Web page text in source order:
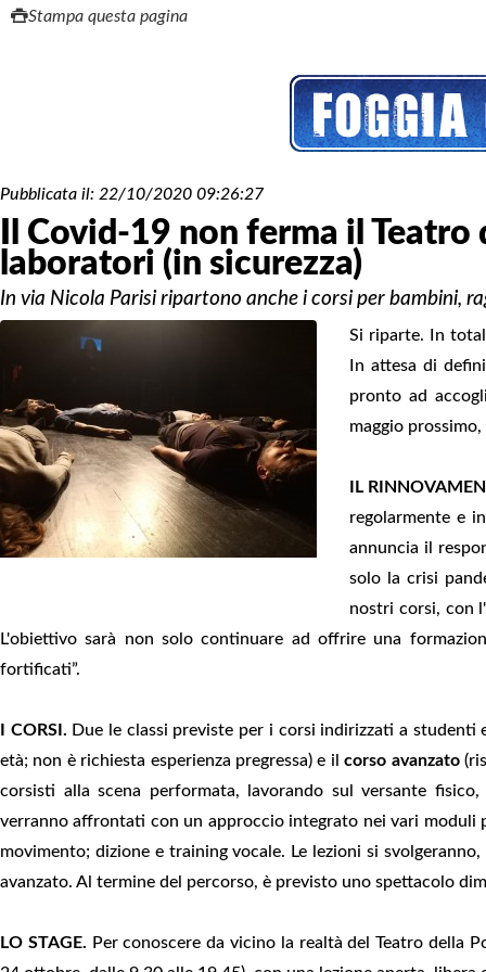
Stampa questa pagina
Pubblicata il: 22/10/2020 09:26:27
Il Covid-19 non ferma il
laboratori (in sicurezza)
In via Nicola Parisi ripartono anche i corsi per bambini,
Si riparte. In
In attesa di
pronto ad
maggio
IL
regolarmente e
annuncia il
solo la crisi
nostri corsi, con
L'obiettivo sarà non solo continuare ad offrire una
fortificati”.
I CORSI. Due le classi previste per i corsi indirizzati a studenti
età; non è richiesta esperienza pregressa) e ilcorso avanzato
corsisti alla scena performata, lavorando sul versante
verranno affrontati con un approccio integrato nei vari moduli
movimento; dizione e training vocale. Le lezioni si
avanzato. Al termine del percorso, è previsto uno spettacolo
LO STAGE. Per conoscere da vicino la realtà del Teatro della